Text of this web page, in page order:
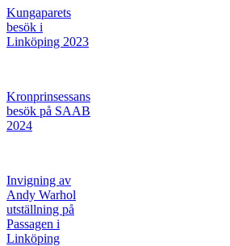
Kungaparets
besök i
Linköping 2023
Kronprinsessans
besök på SAAB
2024
Invigning av
Andy Warhol
utställning på
Passagen i
Linköping